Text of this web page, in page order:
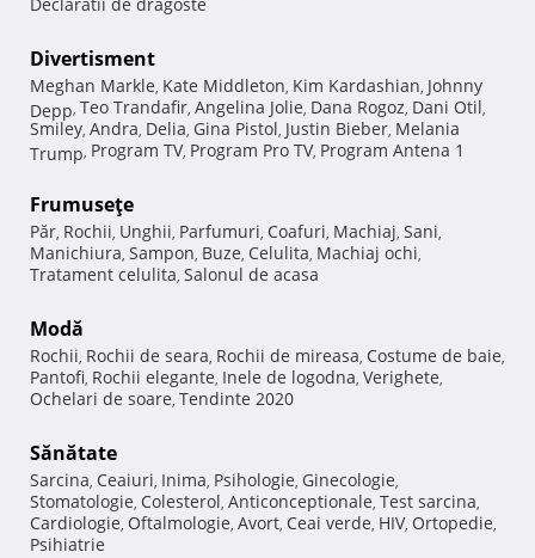
Divertisment
Meghan Markle, Kate Middleton, Kim Kardashian, Johnny
Depp, Teo Trandafir, Angelina Jolie, Dana Rogoz, Dani Otil,
Smiley, Andra, Delia, Gina Pistol, Justin Bieber, Melania
Trump, Program TV, Program Pro TV, Program Antena 1
Frumuseţe
Păr, Rochii, Unghii, Parfumuri, Coafuri, Machiaj, Sani,
Manichiura, Sampon, Buze, Celulita, Machiaj ochi,
Tratament celulita, Salonul de acasa
Modă
Rochii, Rochii de seara, Rochii de mireasa, Costume de baie,
Pantofi, Rochii elegante, Inele de logodna, Verighete,
Ochelari de soare, Tendinte 2020
Sănătate
Sarcina, Ceaiuri, Inima, Psihologie, Ginecologie,
Stomatologie, Colesterol, Anticonceptionale, Test sarcina,
Cardiologie, Oftalmologie, Avort, Ceai verde, HIV, Ortopedie,
Psihiatrie